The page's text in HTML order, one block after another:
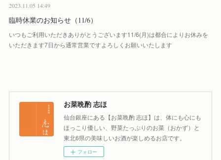
2023.11.05 14:49
臨時休業のお知らせ（11/6）
いつもご利用いただきありがとうございます11/6(月)は都合によりお休みを
いただきます7日から通常営業ですよろしくお願いいたします
お菜晩酌 志ほ
仙台銀座にある【お菜晩酌 志ほ】は、体にも心にも
ほっこり優しい、野菜たっぷりのお菜（おかず）と
東北6県の美味しいお酒が楽しめるお店です。
フォロー